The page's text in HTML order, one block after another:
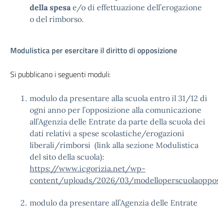
della spesae/o di effettuazione dell’erogazione
o del rimborso.
Modulistica per esercitare il diritto di opposizione
Si pubblicano i seguenti moduli:
modulo da presentare alla scuola entro il 31/12 di
ogni anno per l’opposizione alla comunicazione
all’Agenzia delle Entrate da parte della scuola dei
dati relativi a spese scolastiche/erogazioni
liberali/rimborsi (link alla sezione Modulistica
del sito della scuola):
https://www.icgorizia.net/wp-
content/uploads/2026/03/
modulo da presentare all’Agenzia delle Entrate